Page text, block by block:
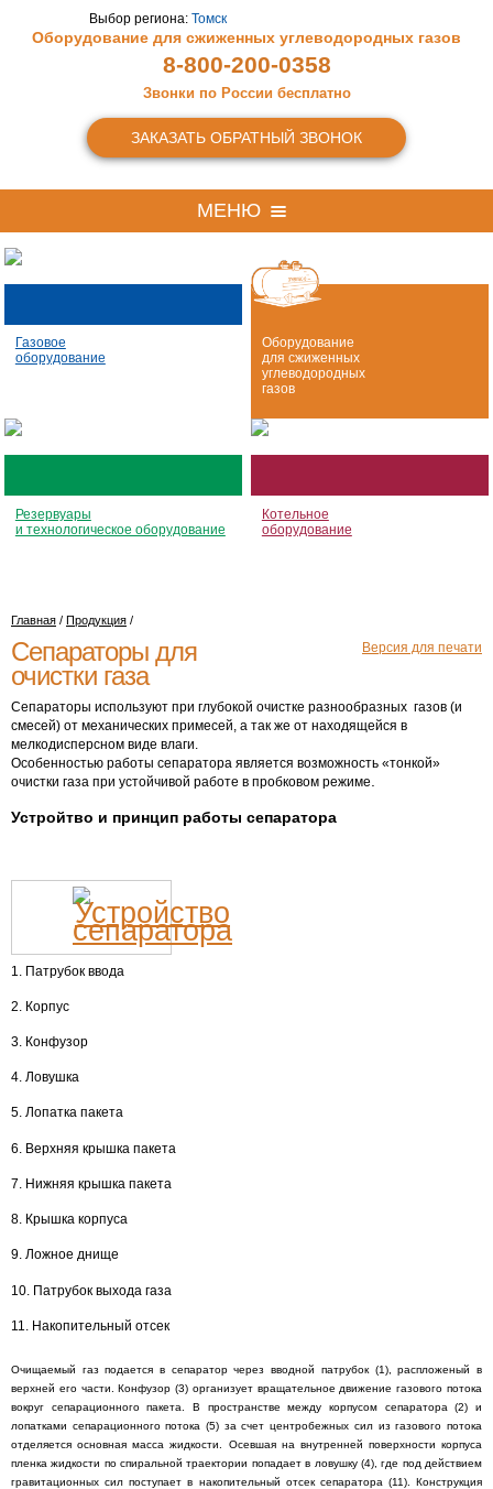
Выбор региона: Томск
Оборудование для сжиженных углеводородных газов
8-800-200-0358
Звонки по России бесплатно
ЗАКАЗАТЬ ОБРАТНЫЙ ЗВОНОК
МЕНЮ
Газовое
оборудование
Оборудование
для сжиженных
углеводородных
газов
Резервуары
и технологическое оборудование
Котельное
оборудование
Главная / Продукция /
Версия для печати
Сепараторы для
очистки газа
Сепараторы используют при глубокой очистке разнообразных газов (и
смесей) от механических примесей, а так же от находящейся в
мелкодисперсном виде влаги.
Особенностью работы сепаратора является возможность «тонкой»
очистки газа при устойчивой работе в пробковом режиме
Устройтво и принцип работы сепаратора
1. Патрубок ввода
2. Корпус
3. Конфузор
4. Ловушка
5. Лопатка пакета
6. Верхняя крышка пакета
7. Нижняя крышка пакета
8. Крышка корпуса
9. Ложное днище
10. Патрубок выхода газа
11. Накопительный отсек
Очищаемый газ подается в сепаратор через вводной патрубок (1), распложеный в
верхней его части. Конфузор (3) организует вращательное движение газового потока
вокруг сепарационного пакета. В пространстве между корпусом сепаратора (2) и
лопатками сепарационного потока (5) за счет центробежных сил из газового потока
отделяется основная масса жидкости. Осевшая на внутренней поверхности корпуса
пленка жидкости по спиральной траектории попадает в ловушку (4), где под действием
гравитационных сил поступает в накопительный отсек сепаратора (11). Конструкция